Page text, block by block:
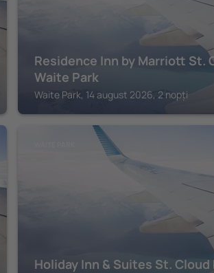
Residence Inn by Marriott St.
Waite Park
Waite Park, 14 august 2026, 2 nopți
Holiday Inn & Suites St. Cloud